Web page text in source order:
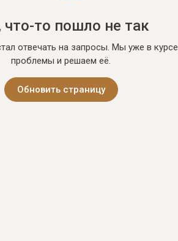
что-то пошло не так
отвечать на запросы. Мы уже в курсе
проблемы и решаем её.
Обновить страницу